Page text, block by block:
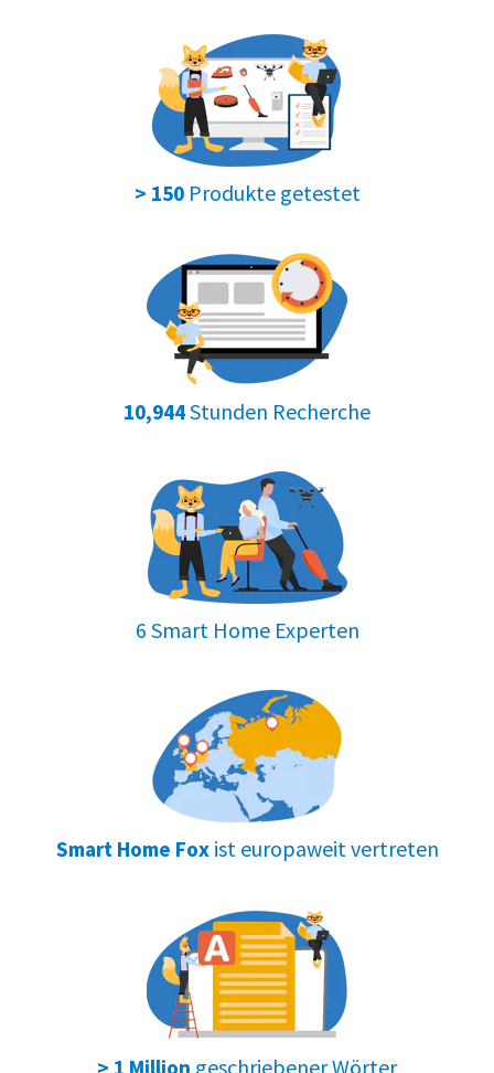
> 150Produkte getestet
10,944Stunden Recherche
6 Smart Home Experten
Smart Home Foxist europaweit vertreten
geschriebener Wörter